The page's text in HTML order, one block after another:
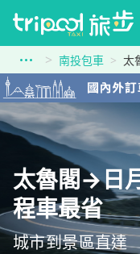
南投包車 太
太魯閣→日
程車最省
城市到景區直達